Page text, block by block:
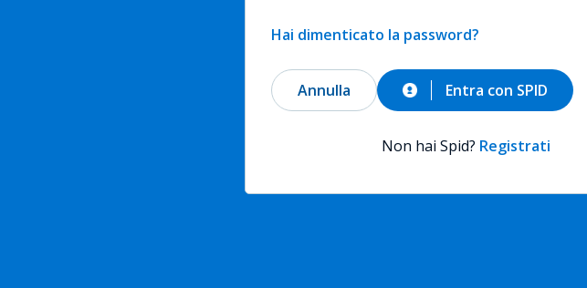
Hai dimenticato la password?
Annulla Entra con SPID
Non hai Spid? Registrati